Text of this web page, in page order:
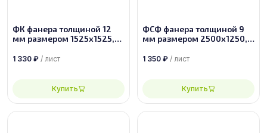
ФК фанера толщиной 12
мм размером 1525х1525,
1 330 ₽ / лист
Купить
ФСФ фанера толщиной 9
мм размером 2500х1250,
1 350 ₽ / лист
Купить